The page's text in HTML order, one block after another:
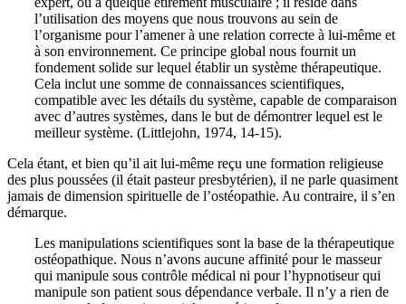
l’utilisation des moyens que nous trouvons au sein de
l’organisme pour l’amener à une relation correcte à lui-même et
à son environnement. Ce principe global nous fournit un
fondement solide sur lequel établir un système thérapeutique.
Cela inclut une somme de connaissances scientifiques,
compatible avec les détails du système, capable de comparaison
avec d’autres systèmes, dans le but de démontrer lequel est le
meilleur système. (Littlejohn, 1974, 14-15).
Cela étant, et bien qu’il ait lui-même reçu une formation religieuse
des plus poussées (il était pasteur presbytérien), il ne parle quasiment
jamais de dimension spirituelle de l’ostéopathie. Au contraire, il s’en
démarque.
Les manipulations scientifiques sont la base de la thérapeutique
ostéopathique. Nous n’avons aucune affinité pour le masseur
qui manipule sous contrôle médical ni pour l’hypnotiseur qui
manipule son patient sous dépendance verbale. Il n’y a rien de